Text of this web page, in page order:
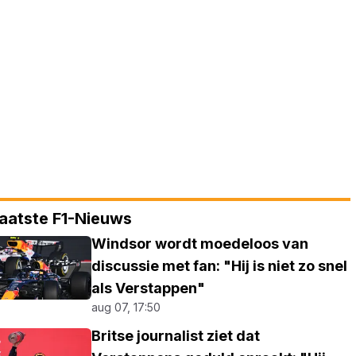
F1-Nieuws
Windsor wordt moedeloos van
discussie met fan: "Hij is niet zo snel
als Verstappen"
aug 07, 17:50
Britse journalist ziet dat